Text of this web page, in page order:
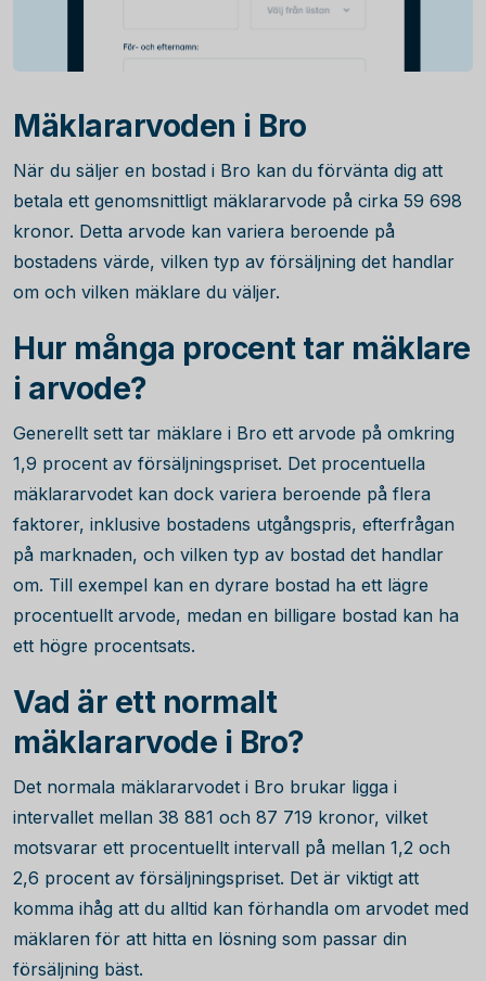
Mäklararvoden i Bro
När du säljer en bostad i Bro kan du förvänta dig att
betala ett genomsnittligt mäklararvode på cirka 59 698
kronor. Detta arvode kan variera beroende på
bostadens värde, vilken typ av försäljning det handlar
om och vilken mäklare du väljer.
Hur många procent tar mäklare
i arvode?
Generellt sett tar mäklare i Bro ett arvode på omkring
1,9 procent av försäljningspriset. Det procentuella
mäklararvodet kan dock variera beroende på flera
faktorer, inklusive bostadens utgångspris, efterfrågan
på marknaden, och vilken typ av bostad det handlar
om. Till exempel kan en dyrare bostad ha ett lägre
procentuellt arvode, medan en billigare bostad kan ha
ett högre procentsats.
Vad är ett normalt
mäklararvode i Bro?
Det normala mäklararvodet i Bro brukar ligga i
intervallet mellan 38 881 och 87 719 kronor, vilket
motsvarar ett procentuellt intervall på mellan 1,2 och
2,6 procent av försäljningspriset. Det är viktigt att
komma ihåg att du alltid kan förhandla om arvodet med
mäklaren för att hitta en lösning som passar din
försäljning bäst.